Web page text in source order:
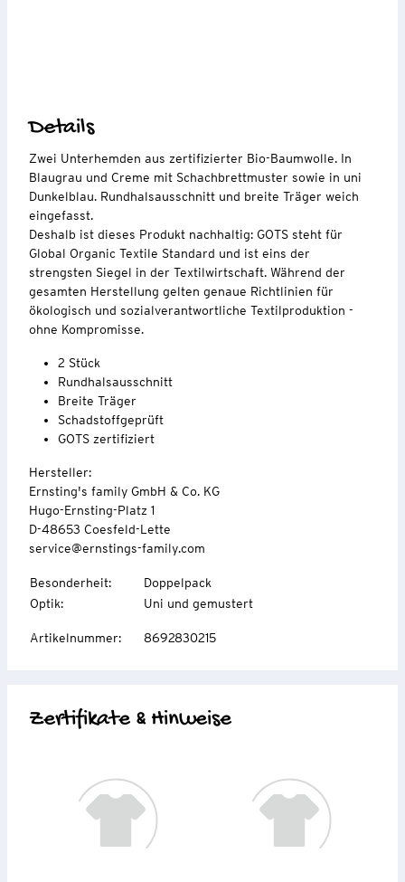
Details
Zwei Unterhemden aus zertifizierter Bio-Baumwolle. In
Blaugrau und Creme mit Schachbrettmuster sowie in uni
Dunkelblau. Rundhalsausschnitt und breite Träger weich
eingefasst.
Deshalb ist dieses Produkt nachhaltig: GOTS steht für
Global Organic Textile Standard und ist eins der
strengsten Siegel in der Textilwirtschaft. Während der
gesamten Herstellung gelten genaue Richtlinien für
ökologisch und sozialverantwortliche Textilproduktion -
ohne Kompromisse.
2 Stück
Rundhalsausschnitt
Breite Träger
Schadstoffgeprüft
GOTS zertifiziert
Hersteller:
Ernsting's family GmbH & Co. KG
Hugo-Ernsting-Platz 1
D-48653 Coesfeld-Lette
service@ernstings-family.com
Besonderheit:
Doppelpack
Optik: Uni und gemustert
Artikelnummer: 8692830215
Zertifikate & Hinweise